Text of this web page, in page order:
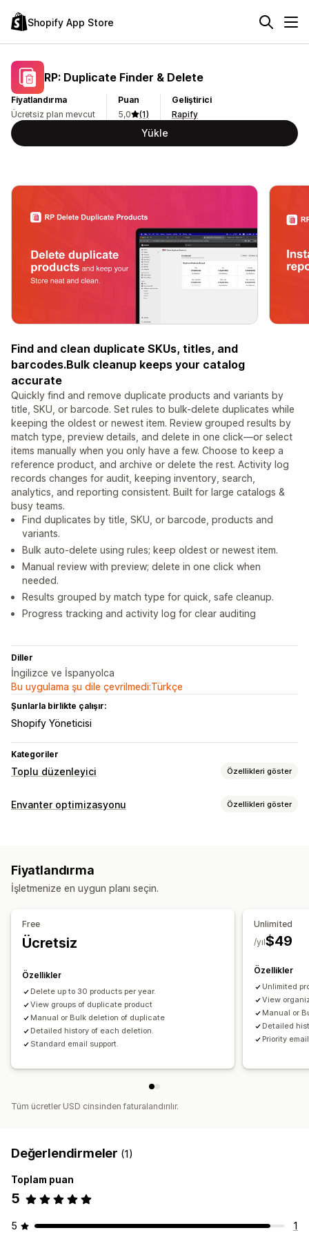
Shopify App Store
RP: Duplicate Finder & Delete
Fiyatlandırma
Ücretsiz plan mevcut
Puan
5,0
(1)
Geliştirici
Rapify
Yükle
Find and clean duplicate SKUs, titles, and
barcodes.Bulk cleanup keeps your catalog
accurate
Quickly find and remove duplicate products and variants by
title, SKU, or barcode. Set rules to bulk-delete duplicates while
keeping the oldest or newest item. Review grouped results by
match type, preview details, and delete in one click—or select
items manually when you only have a few. Choose to keep a
reference product, and archive or delete the rest. Activity log
records changes for audit, keeping inventory, search,
analytics, and reporting consistent. Built for large catalogs &
busy teams.
Find duplicates by title, SKU, or barcode, products and
variants.
Bulk auto-delete using rules; keep oldest or newest item.
Manual review with preview; delete in one click when
needed.
Results grouped by match type for quick, safe cleanup.
Progress tracking and activity log for clear auditing
Diller
İngilizce ve İspanyolca
Bu uygulama şu dile çevrilmedi:Türkçe
Şunlarla birlikte çalışır:
Shopify Yöneticisi
Kategoriler
Toplu düzenleyici Özellikleri göster
Düzenlenebilir kaynaklar
Toplu silme Arama ve filtreleme
Envanter optimizasyonu Özellikleri göster
Fiyatlandırma
İşletmenize en uygun planı seçin.
Free
Ücretsiz
Özellikler
Delete up to 30 products per year.
View groups of duplicate product
Manual or Bulk deletion of duplicate
Detailed history of each deletion.
Standard email support.
Unlimited
$49
/yıl
Özellikler
Unlimited
View
Manual or
Detailed
Priority
Tüm ücretler USD cinsinden faturalandırılır.
Değerlendirmeler (1)
Toplam puan
5
5 1